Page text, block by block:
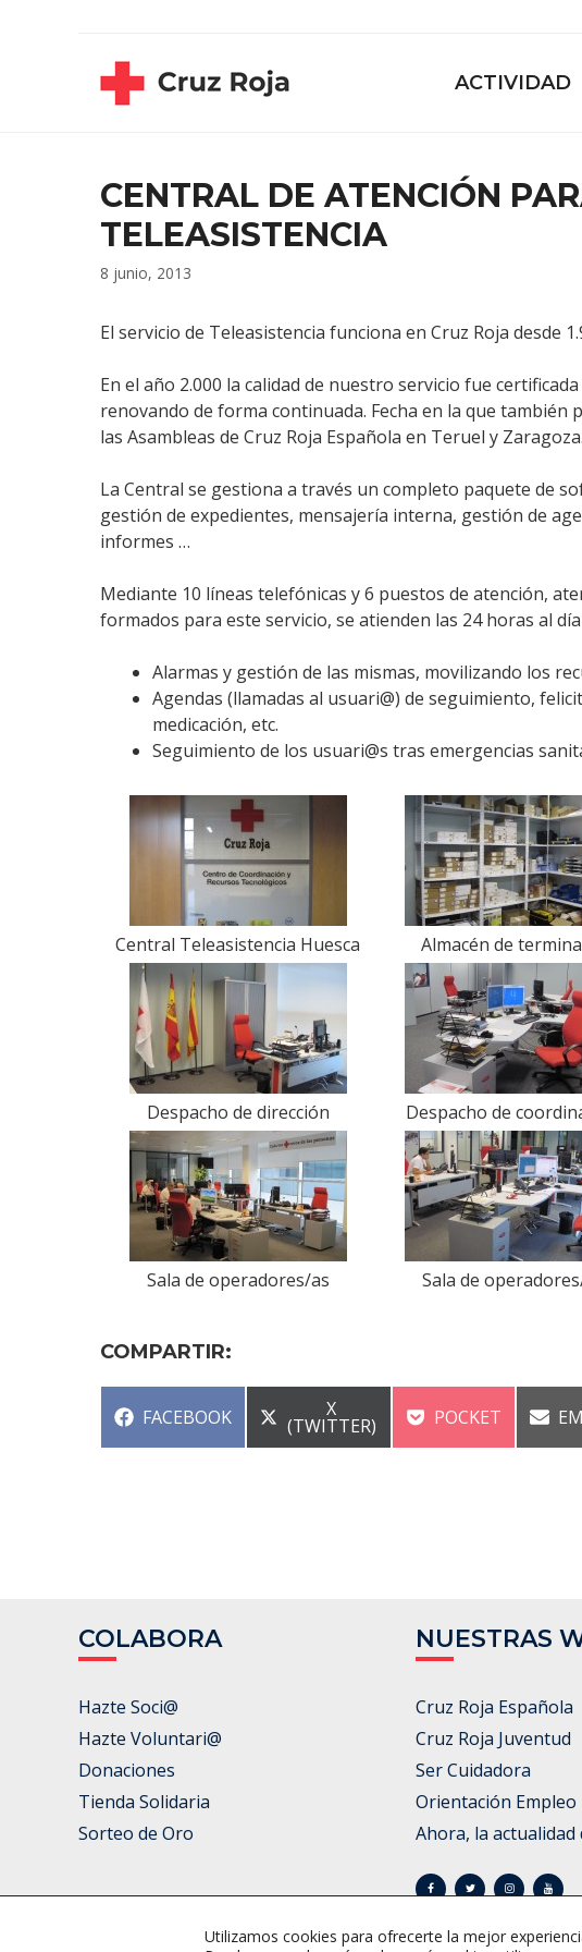
ACTIVIDAD
CENTRAL DE ATENCIÓN
TELEASISTENCIA
8 junio, 2013
El servicio de Teleasistencia funciona en Cruz Roja desde
En el año 2.000 la calidad de nuestro servicio fue
renovando de forma continuada. Fecha en la que también
las Asambleas de Cruz Roja Española en Teruel y Zaragoza.
La Central se gestiona a través un completo paquete de
gestión de expedientes, mensajería interna, gestión de
informes …
Mediante 10 líneas telefónicas y 6 puestos de atención,
formados para este servicio, se atienden las 24 horas al
Alarmas y gestión de las mismas, movilizando los
Agendas (llamadas al usuari@) de seguimiento,
medicación, etc.
Seguimiento de los usuari@s tras emergencias
Central Teleasistencia Huesca Almacén de
Despacho de dirección Despacho de
Sala de operadores/as Sala de
COMPARTIR:
COMPARTIR
FACEBOOK COMPARTIR
EN
X
(TWITTER) COMPARTIR
POCKET
COLABORA
Hazte Soci@
Hazte Voluntari@
Donaciones
Tienda Solidaria
Sorteo de Oro
NUESTRAS
Cruz Roja Española
Cruz Roja Juventud
Ser Cuidadora
Orientación Empleo
Ahora, la actualidad
Utilizamos cookies para ofrecerte la mejor